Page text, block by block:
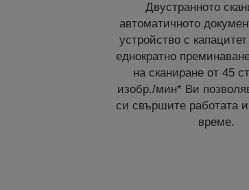
Двустранното
автоматичното
устройство с
еднократно
на сканиране от 45
изобр./мин* Ви
си свършите работата
време.